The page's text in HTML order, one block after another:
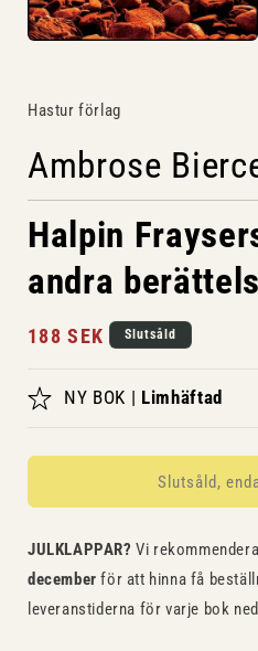
modalfönster
Hastur förlag
Ambrose
Halpin
andra
Ordinarie
188 SEK Slutsåld
NY BOK | Limhäftad
Slutsåld,
JULKLAPPAR? Vi
december för att hinna få
leveranstiderna för varje bok